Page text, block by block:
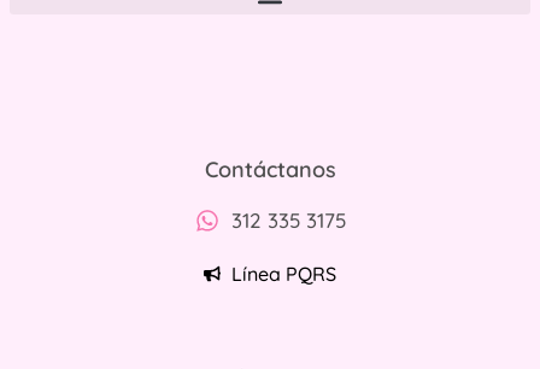
Contáctanos
312 335 3175
Línea PQRS